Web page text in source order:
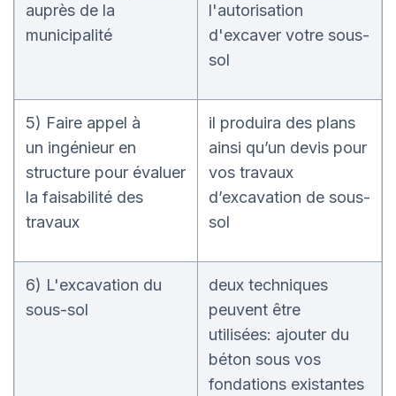
auprès de la
municipalité
l'autorisation
d'excaver votre sous-
sol
5) Faire appel à
un ingénieur en
structure pour évaluer
la faisabilité des
travaux
il produira des plans
ainsi qu’un devis pour
vos travaux
d’excavation de sous-
sol
6) L'excavation du
sous-sol
deux techniques
peuvent être
utilisées: ajouter du
béton sous vos
fondations existantes